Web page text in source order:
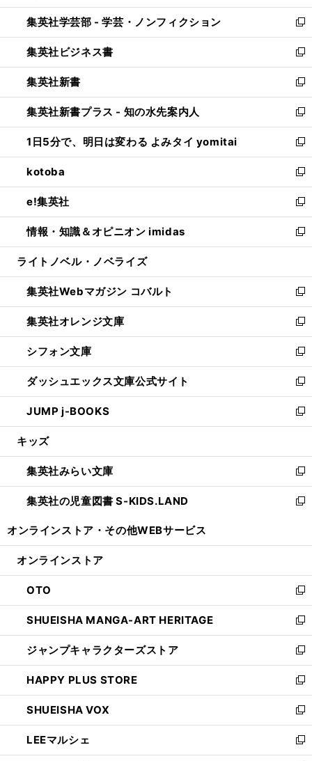
開
く
ウ
で
開
く
ン
ド
ウ
で
開
く
ウ
ィ
ン
ド
ウ
で
開
く
集英社学芸部 - 学芸・ノンフィクション
新
し
い
ウ
ィ
ン
ド
ウ
で
開
く
集英社ビジネス書
新
し
い
ウ
ィ
ン
ド
ウ
で
開
く
集英社新書
新
し
い
ウ
ィ
ン
ド
ウ
で
開
く
集英社新書プラス - 知の水先案内人
新
し
い
ウ
ィ
ン
ド
ウ
で
開
1日5分で、明日は変わる よみタイ yomitai
新
し
い
ウ
ィ
ン
ド
ウ
開
く
kotoba
新
し
い
ウ
ィ
ン
ウ
で
開
く
e!集英社
新
し
い
ウ
ン
ド
ウ
で
開
く
情報・知識＆オピニオン imidas
新
し
ウ
ィ
ン
ド
ウ
で
開
く
ライトノベル・ノベライズ
集英社Webマガジン コバルト
新
し
い
ウ
ィ
ン
ド
ウ
で
開
集英社オレンジ文庫
新
し
い
ウ
ィ
ン
ド
ウ
開
く
シフォン文庫
新
し
い
ウ
ィ
ン
ウ
で
開
く
ダッシュエックス文庫公式サイト
新
し
い
ウ
ン
ド
ウ
で
JUMP j-BOOKS
新
し
ウ
ィ
ン
ド
開
キッズ
集英社みらい文庫
新
し
い
ン
ウ
で
開
く
集英社の児童図書 S-KIDS.LAND
新
ウ
ン
ド
ウ
で
開
く
オンラインストア・ その他WEBサービス
オンラインストア
OTO
新
し
い
ウ
ィ
ン
ド
ウ
で
開
く
SHUEISHA MANGA-ART HERITAGE
新
し
い
ウ
ィ
ン
ド
ウ
で
開
ジャンプキャラクターズストア
新
し
い
ウ
ィ
ン
ド
ウ
HAPPY PLUS STORE
新
し
い
ウ
ィ
ン
SHUEISHA VOX
新
し
い
ウ
LEEマルシェ
新
し